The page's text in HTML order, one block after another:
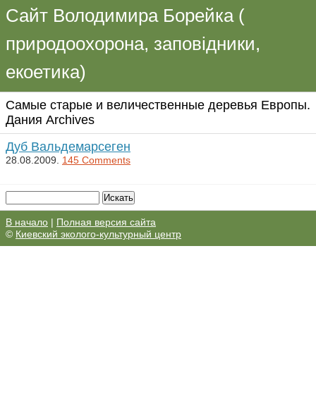
Сайт Володимира Борейка (
природоохорона, заповідники,
екоетика)
Самые старые и величественные деревья Европы.
Дания Archives
Дуб Вальдемарсеген
28.08.2009. 145 Comments
В начало | Полная версия сайта
© Киевский эколого-культурный центр